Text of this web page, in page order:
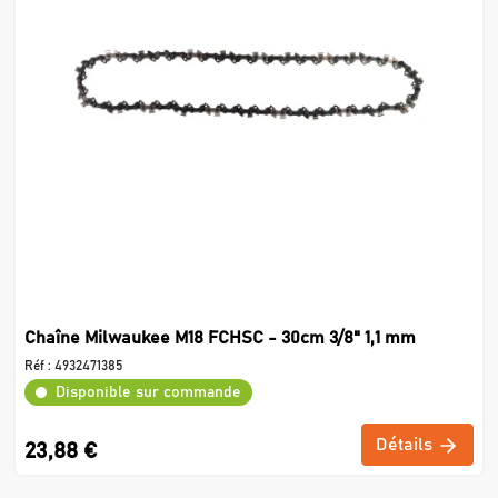
Chaîne Milwaukee M18 FCHSC - 30cm 3/8" 1,1 mm
Réf : 4932471385
Disponible sur commande
23,88 € Détails